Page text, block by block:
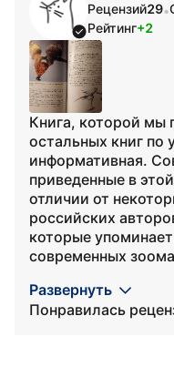
Рецензий29•
Рейтинг+2
Книга, которой мы
остальных книг по
информативная.
приведенные в
отличии от
российских
которые
современных
Развернуть
Понравилась